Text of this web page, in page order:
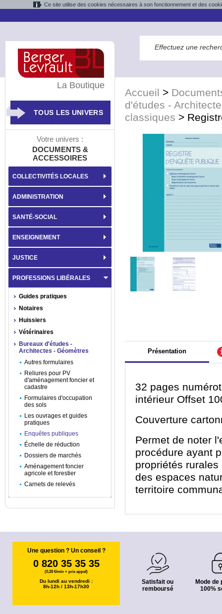
Ce site utilise des cookies nécessaires à son fonctionnement et des
Accueil >
d'études -
classiques >
Présentation
32 pages
intérieur Offset
Couverture
Permet de noter
procédure ayant
propriétés
des espaces
territoire
La Boutique
TOUS LES UNIVERS
Votre univers :
DOCUMENTS &
ACCESSOIRES
COLLECTIVITÉS LOCALES
ADMINISTRATION
SANTÉ-SOCIAL
ENSEIGNEMENT
JUSTICE
PROFESSIONS LIBÉRALES
Guides pratiques
Notaires
Huissiers
Vétérinaires
Bureaux d'études -
Architectes - Géomètres
Autres formulaires
Reliures pour PV
d'aménagement foncier et
cadastre
Formulaires d'occupation
des sols
Les ouvrages et guides
pratiques
Enquêtes publiques
Échelle de réduction
Dossiers de marchés
Aménagement foncier
agricole et forestier
Carnets de relevés
Une question ? Un conseil ?
0 820 35 35 35
(0,20 €/min + prix appel)
Du lundi au vendredi :
8h-12h / 13h-17h30
Satisfait ou
remboursé
Mode de
100%